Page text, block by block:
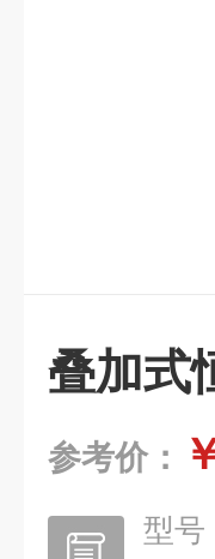
叠加式
参考价：
型号